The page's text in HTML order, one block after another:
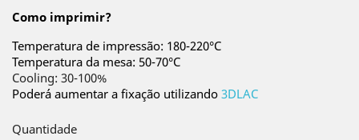
Como imprimir?
Temperatura de impressão: 180-220°C
Temperatura da mesa: 50-70°C
Cooling: 30-100%
Poderá aumentar a fixação utilizando 3DLAC
Quantidade